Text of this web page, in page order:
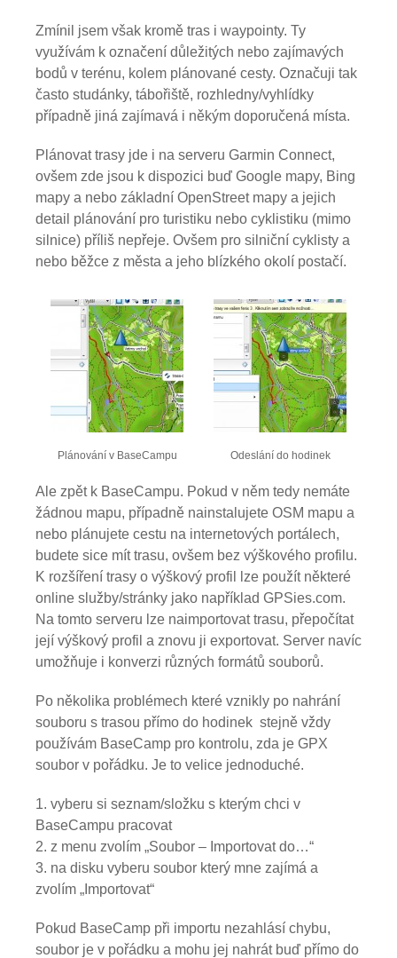
Zmínil jsem však kromě tras i waypointy. Ty
využívám k označení důležitých nebo zajímavých
bodů v terénu, kolem plánované cesty. Označuji tak
často studánky, tábořiště, rozhledny/vyhlídky
případně jiná zajímavá i někým doporučená místa.
Plánovat trasy jde i na serveru Garmin Connect,
ovšem zde jsou k dispozici buď Google mapy, Bing
mapy a nebo základní OpenStreet mapy a jejich
detail plánování pro turistiku nebo cyklistiku (mimo
silnice) příliš nepřeje. Ovšem pro silniční cyklisty a
nebo běžce z města a jeho blízkého okolí postačí.
Plánování v BaseCampu Odeslání do hodinek
Ale zpět k BaseCampu. Pokud v něm tedy nemáte
žádnou mapu, případně nainstalujete OSM mapu a
nebo plánujete cestu na internetových portálech,
budete sice mít trasu, ovšem bez výškového profilu.
K rozšíření trasy o výškový profil lze použít některé
online služby/stránky jako například GPSies.com.
Na tomto serveru lze naimportovat trasu, přepočítat
její výškový profil a znovu ji exportovat. Server navíc
umožňuje i konverzi různých formátů souborů.
Po několika problémech které vznikly po nahrání
souboru s trasou přímo do hodinek stejně vždy
používám BaseCamp pro kontrolu, zda je GPX
soubor v pořádku. Je to velice jednoduché.
vyberu si seznam/složku s kterým chci v
BaseCampu pracovat
z menu zvolím „Soubor – Importovat do…“
na disku vyberu soubor který mne zajímá a
zvolím „Importovat“
Pokud BaseCamp při importu nezahlásí chybu,
soubor je v pořádku a mohu jej nahrát buď přímo do